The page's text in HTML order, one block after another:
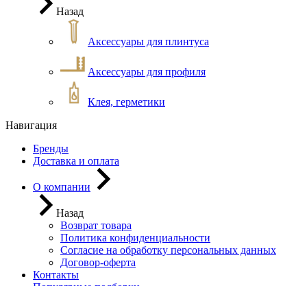
Назад
Аксессуары для плинтуса
Аксессуары для профиля
Клея, герметики
Навигация
Бренды
Доставка и оплата
О компании
Назад
Возврат товара
Политика конфиденциальности
Согласие на обработку персональных данных
Договор-оферта
Контакты